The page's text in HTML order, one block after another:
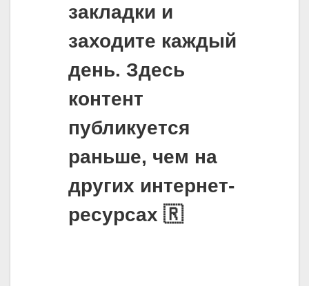
закладки и
заходите каждый
день. Здесь
контент
публикуется
раньше, чем на
других интернет-
ресурсах 🇷